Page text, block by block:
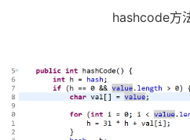
hashcode方